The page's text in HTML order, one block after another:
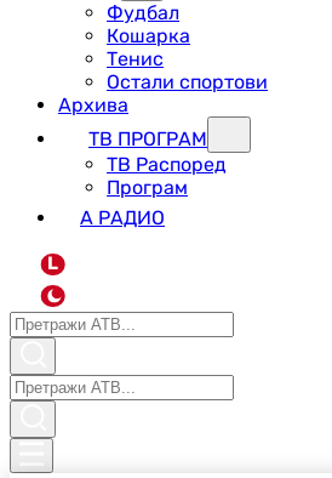
Фудбал
Кошарка
Тенис
Остали спортови
Архива
ТВ ПРОГРАМ
ТВ Распоред
Програм
А РАДИО
L